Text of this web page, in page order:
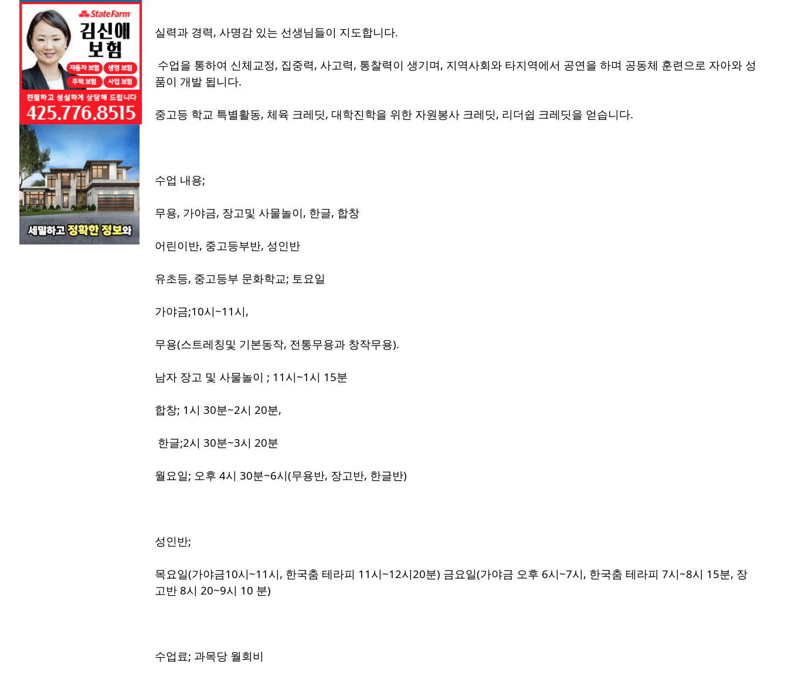
실력과 경력, 사명감 있는 선생님들이 지도합니다.
수업을 통하여 신체교정, 집중력, 사고력, 통찰력이 생기며, 지역사회와 타지역에서 공연을 하며 공동체 훈련으로 자아와 성
품이 개발 됩니다.
중고등 학교 특별활동, 체육 크레딧, 대학진학을 위한 자원봉사 크레딧, 리더쉽 크레딧을 얻습니다.
수업 내용;
무용, 가야금, 장고및 사물놀이, 한글, 합창
어린이반, 중고등부반, 성인반
유초등, 중고등부 문화학교; 토요일
가야금;10시~11시,
무용(스트레칭및 기본동작, 전통무용과 창작무용).
남자 장고 및 사물놀이 ; 11시~1시 15분
합창; 1시 30분~2시 20분,
한글;2시 30분~3시 20분
월요일; 오후 4시 30분~6시(무용반, 장고반, 한글반)
성인반;
목요일(가야금10시~11시, 한국춤 테라피 11시~12시20분) 금요일(가야금 오후 6시~7시, 한국춤 테라피 7시~8시 15분, 장
고반 8시 20~9시 10 분)
수업료; 과목당 월회비